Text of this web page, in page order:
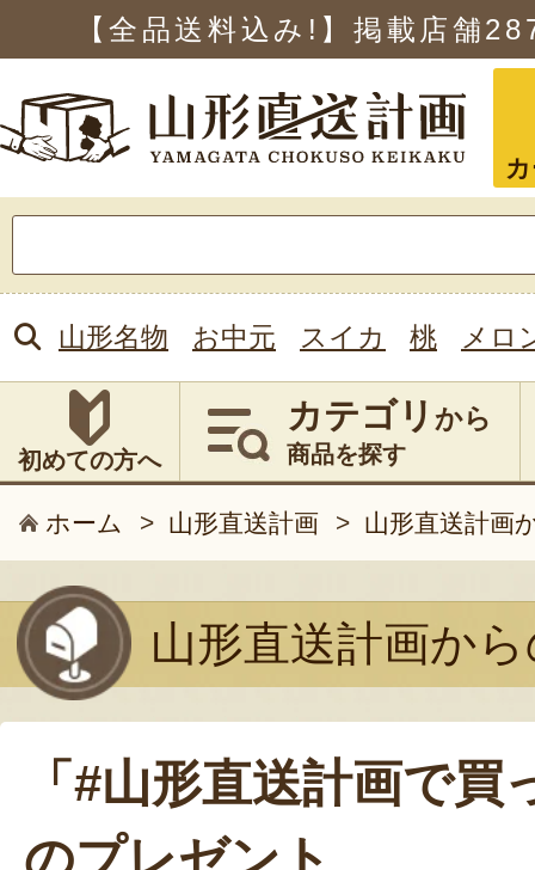
【全品送料込み!】掲載店舗
索:
山形名物 お中元 スイカ 桃 メロ
初めての方へ
カテゴリ から
商品を探す
ホーム > 山形直送計画 > 山形直送計画
山形直送計画か
「#山形直送計画で買
のプレゼント